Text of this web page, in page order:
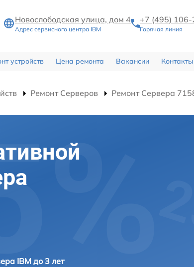
Новослободская улица, дом 4
Адрес сервисного центра IBM
+7 (495)
Горячая линия
устройств Цена ремонта Вакансии Контакты
Ремонт Серверов Ремонт Сервера
IBM до 3 лет